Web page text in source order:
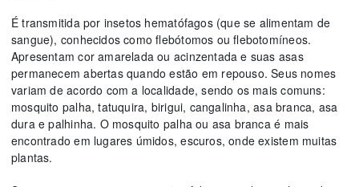
É transmitida por insetos hematófagos (que se alimentam de
sangue), conhecidos como flebótomos ou flebotomíneos.
Apresentam cor amarelada ou acinzentada e suas asas
permanecem abertas quando estão em repouso. Seus nomes
variam de acordo com a localidade, sendo os mais comuns:
mosquito palha, tatuquira, birigui, cangalinha, asa branca, asa
dura e palhinha. O mosquito palha ou asa branca é mais
encontrado em lugares úmidos, escuros, onde existem muitas
plantas.